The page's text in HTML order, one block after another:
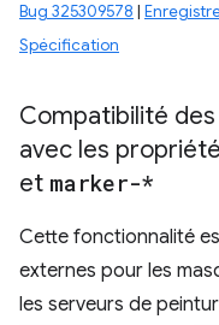
Bug 325309578 |
Spécification
Compatibilité
avec les
et marker-*
Cette fonctionnalité
externes pour les
les serveurs de